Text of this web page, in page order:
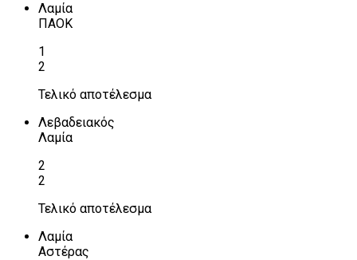
Λαμία
ΠΑΟΚ
1
2
Τελικό αποτέλεσμα
Λεβαδειακός
Λαμία
2
2
Τελικό αποτέλεσμα
Λαμία
Αστέρας